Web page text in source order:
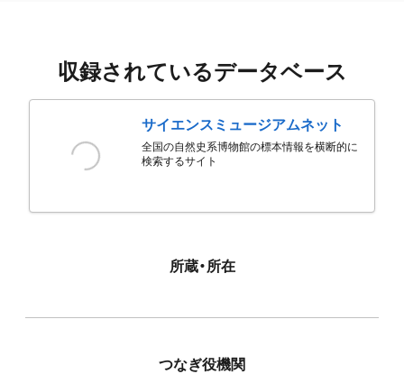
収録されているデータベース
サイエンスミュージアムネット
全国の自然史系博物館の標本情報を横断的に
検索するサイト
所蔵・所在
つなぎ役機関